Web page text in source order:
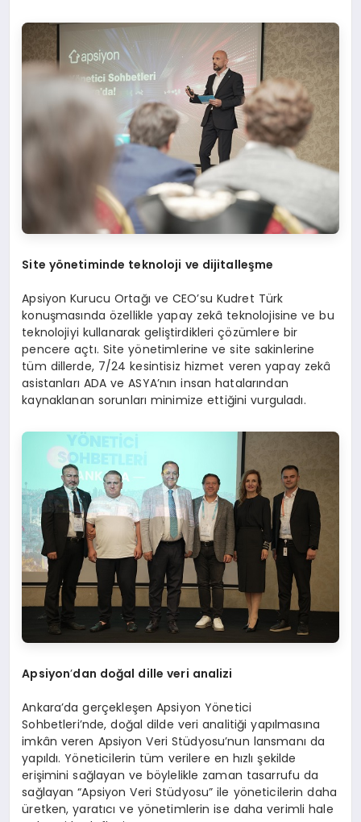
Site yönetiminde teknoloji ve dijitalleşme
Apsiyon Kurucu Ortağı ve CEO’su Kudret Türk
konuşmasında özellikle yapay zekâ teknolojisine ve bu
teknolojiyi kullanarak geliştirdikleri çözümlere bir
pencere açtı. Site yönetimlerine ve site sakinlerine
tüm dillerde, 7/24 kesintisiz hizmet veren yapay zekâ
asistanları ADA ve ASYA’nın insan hatalarından
kaynaklanan sorunları minimize ettiğini vurguladı.
Apsiyon’dan doğal dille veri analizi
Ankara’da gerçekleşen Apsiyon Yönetici
Sohbetleri’nde, doğal dilde veri analitiği yapılmasına
imkân veren Apsiyon Veri Stüdyosu’nun lansmanı da
yapıldı. Yöneticilerin tüm verilere en hızlı şekilde
erişimini sağlayan ve böylelikle zaman tasarrufu da
sağlayan “Apsiyon Veri Stüdyosu” ile yöneticilerin daha
üretken, yaratıcı ve yönetimlerin ise daha verimli hale